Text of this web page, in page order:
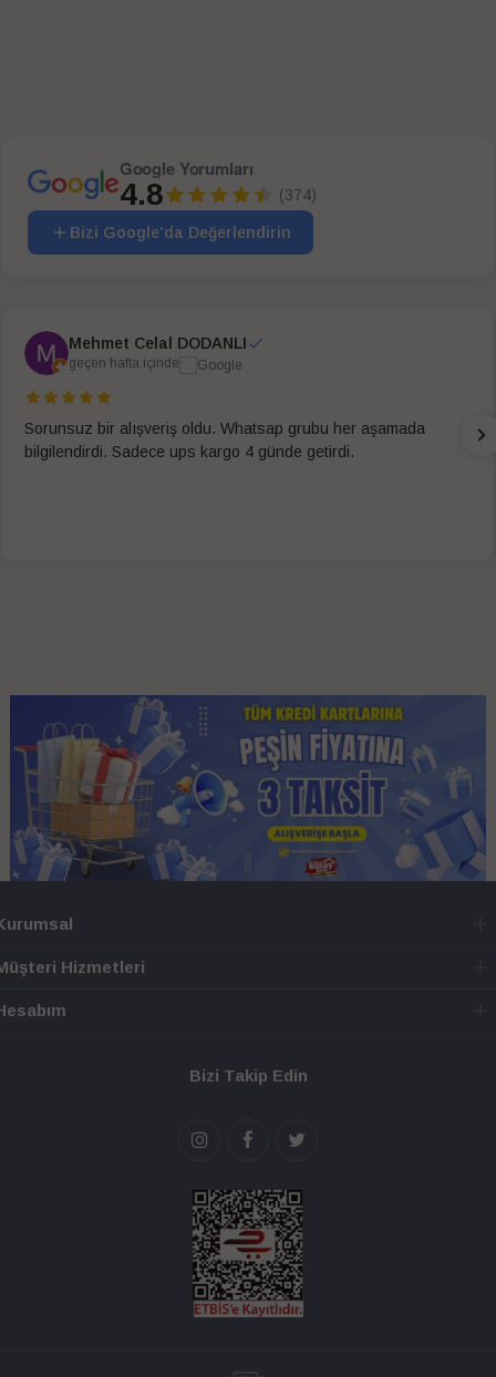
Google Yorumları
4.8 (374)
Bizi Google'da Değerlendirin
Mehmet Celal DODANLI
geçen hafta içinde
Sorunsuz bir alışveriş oldu. Whatsap grubu her aşamada
bilgilendirdi. Sadece ups kargo 4 günde getirdi.
Hizmetleri
Bizi Takip Edin